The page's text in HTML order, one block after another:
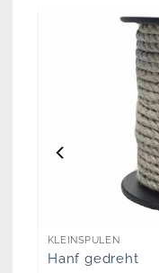
KLEINSPULEN
Hanf gedreht